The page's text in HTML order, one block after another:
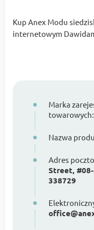
Kup Anex Modu
internetowym
Marka
towarowych:
Nazwa
Adres
Street, #08-
338729